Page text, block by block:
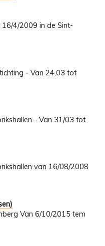
4/2009 in de Sint-
- Van 24.03 tot
- Van 31/03 tot
van 16/08/2008
Van 6/10/2015 tem